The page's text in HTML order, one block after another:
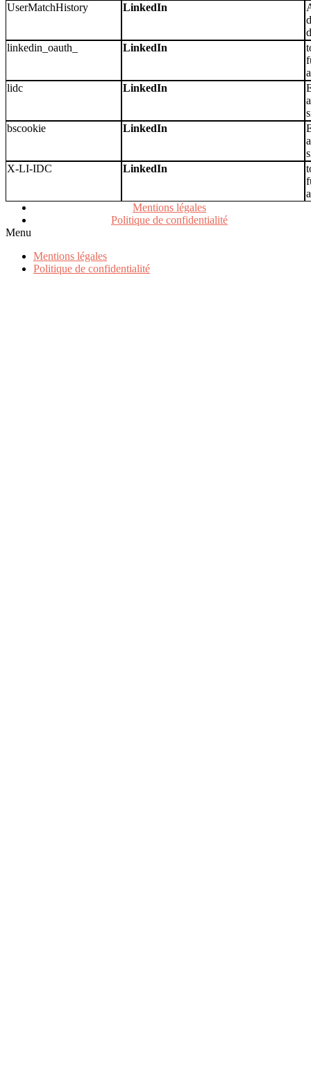
UserMatchHistory
LinkedIn
linkedin_oauth_
LinkedIn
lidc
LinkedIn
bscookie
LinkedIn
X-LI-IDC
LinkedIn
Mentions légales
Politique de confidentialité
Menu
Mentions légales
Politique de confidentialité